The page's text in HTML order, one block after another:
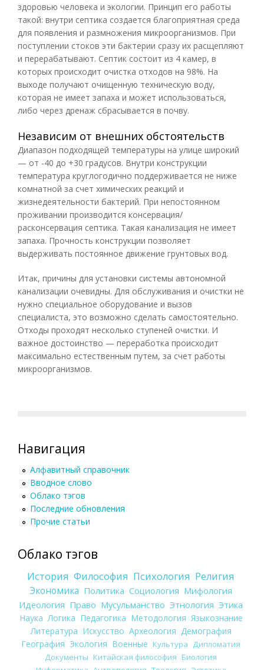
здоровью человека и экологии. Принцип его работы
такой: внутри септика создается благоприятная среда
для появления и размножения микроорганизмов. При
поступлении стоков эти бактерии сразу их расщепляют
и перерабатывают. Септик состоит из 4 камер, в
которых происходит очистка отходов на 98%. На
выходе получают очищенную техническую воду,
которая не имеет запаха и может использоваться,
либо через дренаж сбрасывается в почву.
Независим от внешних обстоятельств
Диапазон подходящей температуры на улице широкий
— от -40 до +30 градусов. Внутри конструкции
температура круглогодично поддерживается не ниже
комнатной за счет химических реакций и
жизнедеятельности бактерий. При непостоянном
проживании производится консервация/
расконсервация септика. Такая канализация не имеет
запаха. Прочность конструкции позволяет
выдерживать постоянное движение грунтовых вод.
Итак, причины для установки системы автономной
канализации очевидны. Для обслуживания и очистки не
нужно специальное оборудование и вызов
специалиста, это возможно сделать самостоятельно.
Отходы проходят несколько ступеней очистки. И
важное достоинство — переработка происходит
максимально естественным путем, за счет работы
микроорганизмов.
Навигация
Алфавитный справочник
Вводное слово
Облако тэгов
Последние обновления
Прочие статьи
Облако тэгов
История Философия Психология Религия
Экономика Политика Социология Мифология
Идеология Право Мусульманство Этнология Этика
Наука Логика Педагогика Методология Языкознание
Литература Искусство Археология Демография
География Экология Военные Культура
Дипломатия
Документы Китайская философия Биология